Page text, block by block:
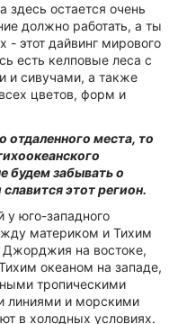
остается очень
должно работать, а ты
- этот дайвинг мирового
есть келповые леса с
и сивучами, а также
цветов, форм и
отдаленного места, то
будем забывать о
этот регион.
юго-западного
материком и Тихим
на востоке,
океаном на западе,
тропическими
линиями и морскими
в холодных условиях.